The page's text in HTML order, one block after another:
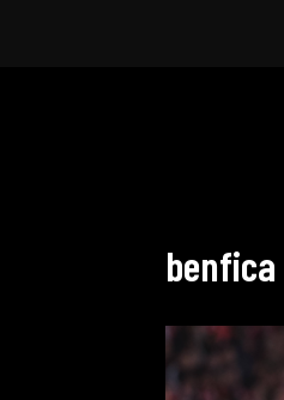
benfica